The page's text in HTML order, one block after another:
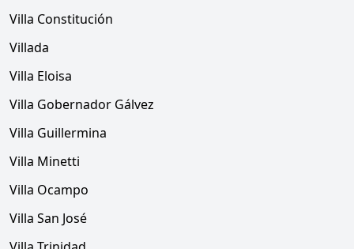
Villa Constitución
Villada
Villa Eloisa
Villa Gobernador Gálvez
Villa Guillermina
Villa Minetti
Villa Ocampo
Villa San José